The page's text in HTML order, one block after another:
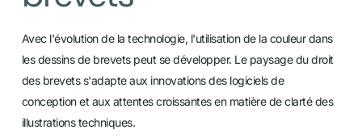
Avec l'évolution de la technologie, l'utilisation de la couleur dans
les dessins de brevets peut se développer. Le paysage du droit
des brevets s'adapte aux innovations des logiciels de
conception et aux attentes croissantes en matière de clarté des
illustrations techniques.